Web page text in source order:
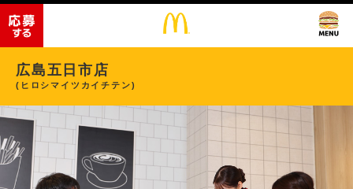
広島五日市店
(ヒロシマイツカイチテン)